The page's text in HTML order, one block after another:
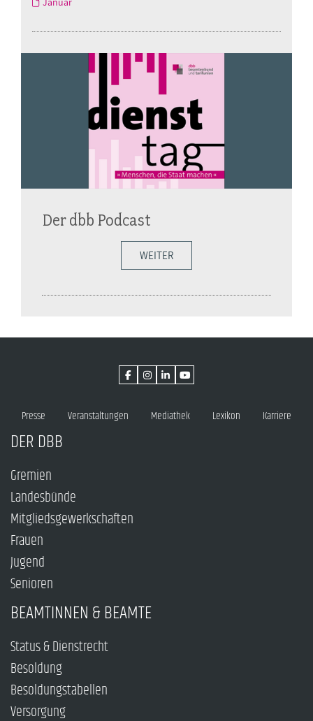
Der dbb Podcast
WEITER
Presse Veranstaltungen Mediathek Lexikon Karriere
DER DBB
Gremien
Landesbünde
Mitgliedsgewerkschaften
Frauen
Jugend
Senioren
BEAMTINNEN & BEAMTE
Status & Dienstrecht
Besoldung
Besoldungstabellen
Versorgung